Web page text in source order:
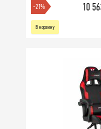
-21% 10
В корзину